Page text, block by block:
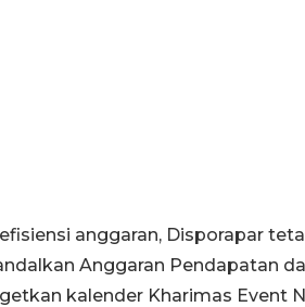
anggaran, Disporapar
Anggaran Pendapatan
kalender Kharimas Event